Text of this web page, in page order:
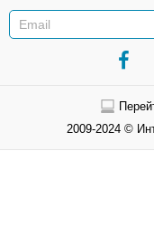
2009-2024 ©